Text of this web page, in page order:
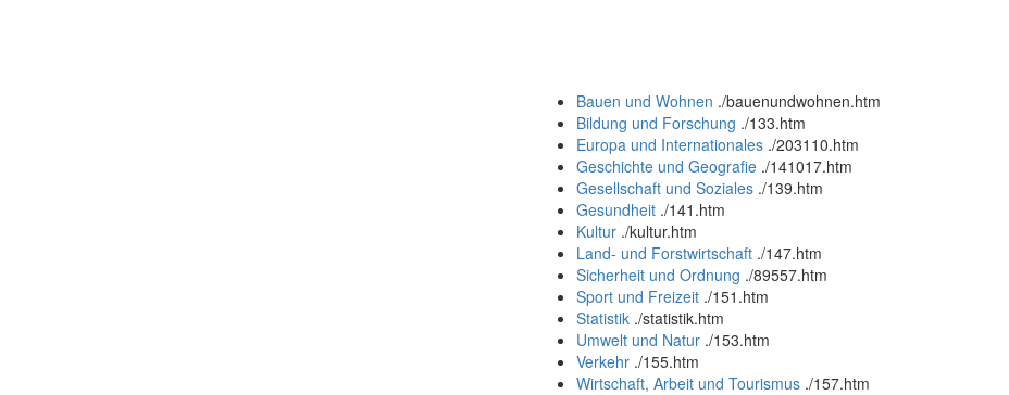
Bauen und Wohnen ./bauenundwohnen.htm
Bildung und Forschung ./133.htm
Europa und Internationales ./203110.htm
Geschichte und Geografie ./141017.htm
Gesellschaft und Soziales ./139.htm
Gesundheit ./141.htm
Kultur ./kultur.htm
Land- und Forstwirtschaft ./147.htm
Sicherheit und Ordnung ./89557.htm
Sport und Freizeit ./151.htm
Statistik ./statistik.htm
Umwelt und Natur ./153.htm
Verkehr ./155.htm
Wirtschaft, Arbeit und Tourismus ./157.htm